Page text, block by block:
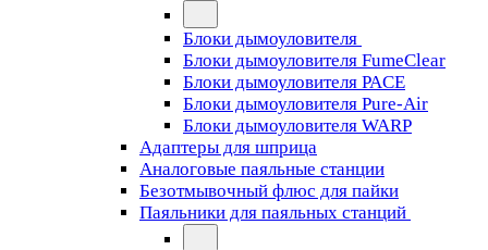
Блоки дымоуловителя
Блоки дымоуловителя FumeClear
Блоки дымоуловителя PACE
Блоки дымоуловителя Pure-Air
Блоки дымоуловителя WARP
Адаптеры для шприца
Аналоговые паяльные станции
Безотмывочный флюс для пайки
Паяльники для паяльных станций